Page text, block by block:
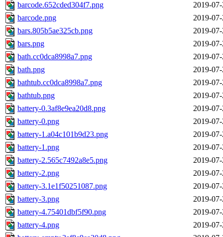
barcode.652cded304f7.png
2019-
barcode.png
2019-
bars.805b5ae325cb.png
2019-
bars.png
2019-
bath.cc0dca8998a7.png
2019-
bath.png
2019-
bathtub.cc0dca8998a7.png
2019-
bathtub.png
2019-
battery-0.3af8e9ea20d8.png
2019-
battery-0.png
2019-
battery-1.a04c101b9d23.png
2019-
battery-1.png
2019-
battery-2.565c7492a8e5.png
2019-
battery-2.png
2019-
battery-3.1e1f50251087.png
2019-
battery-3.png
2019-
battery-4.75401dbf5f90.png
2019-
battery-4.png
2019-